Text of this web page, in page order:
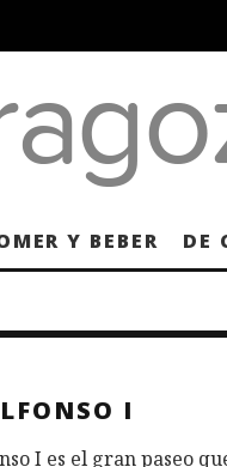
Y BEBER DE
I
I es el gran paseo